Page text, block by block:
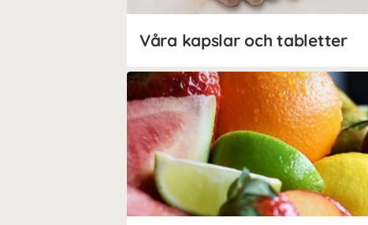
Våra kapslar och tabletter